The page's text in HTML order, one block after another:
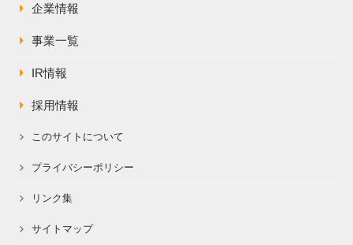
企業情報
事業一覧
IR情報
採用情報
このサイトについて
プライバシーポリシー
リンク集
サイトマップ